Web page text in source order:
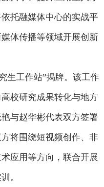
托融媒体中心的实战平
体传播等领域开展创新
生工作站”揭牌。该工作
校研究成果转化与地方
与赵华彬代表双方签署
将围绕短视频创作、非
应用等方向，联合开展
。